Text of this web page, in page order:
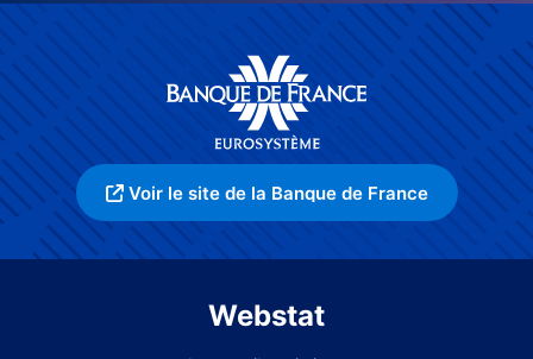
Voir le site de la Banque de France
Webstat